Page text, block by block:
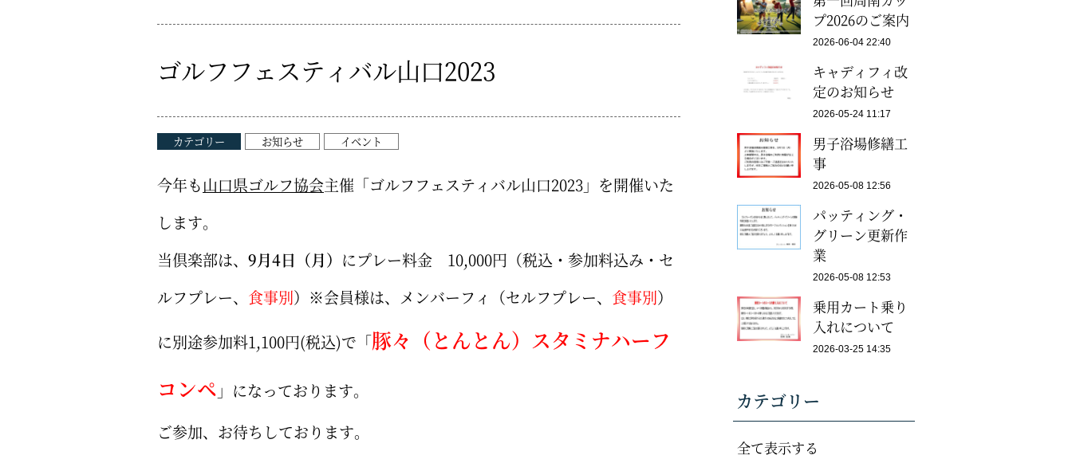
ゴルフフェスティバル山口2023
カテゴリー お知らせ イベント
今年も山口県ゴルフ協会主催「ゴルフフェスティバル山口2023」を開催いた
します。
当倶楽部は、 9月4日（月） にプレー料金 10,000円（税込・参加料込み・セ
ルフプレー、 食事別）※会員様は、メンバーフィ（セルフプレー、 食事別）
に別途参加料1,100円(税込)で「豚々（とんとん）スタミナハーフ
コンペ 」になっております。
ご参加、お待ちしております。
プ2026のご案内
2026-06-04 22:40
キャディフィ改
定のお知らせ
2026-05-24 11:17
男子浴場修繕工
事
2026-05-08 12:56
パッティング・
グリーン更新作
業
2026-05-08 12:53
乗用カート乗り
入れについて
2026-03-25 14:35
カテゴリー
全て表示する